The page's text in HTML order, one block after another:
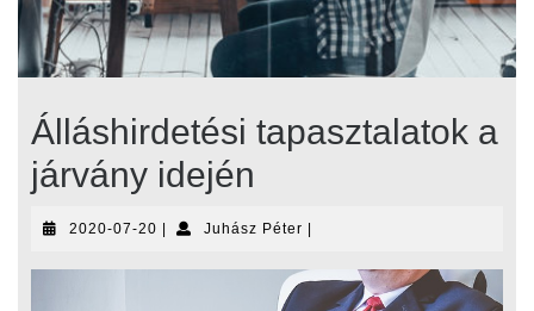
Álláshirdetési tapasztalatok a
járvány idején
2020-07-20 2020-
20
| Juhász PéterJuhász
|